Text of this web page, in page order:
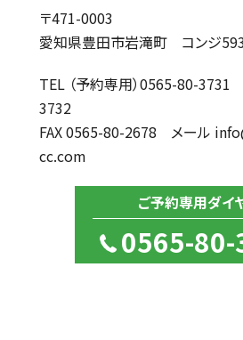
〒471-0003
愛知県豊田市岩滝町 コンジ
TEL （予約専用）0565-80-
3732
FAX 0565-80-2678 メール
cc.com
ご予約専用ダイ
0565-80-